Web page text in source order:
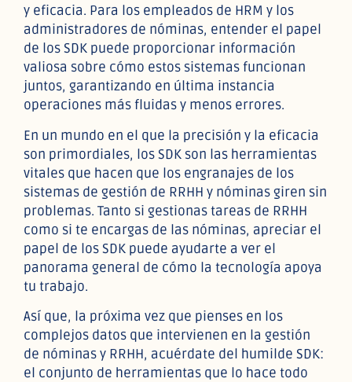
y eficacia. Para los empleados de HRM y los
administradores de nóminas, entender el papel
de los SDK puede proporcionar información
valiosa sobre cómo estos sistemas funcionan
juntos, garantizando en última instancia
operaciones más fluidas y menos errores.
En un mundo en el que la precisión y la eficacia
son primordiales, los SDK son las herramientas
vitales que hacen que los engranajes de los
sistemas de gestión de RRHH y nóminas giren sin
problemas. Tanto si gestionas tareas de RRHH
como si te encargas de las nóminas, apreciar el
papel de los SDK puede ayudarte a ver el
panorama general de cómo la tecnología apoya
tu trabajo.
Así que, la próxima vez que pienses en los
complejos datos que intervienen en la gestión
de nóminas y RRHH, acuérdate del humilde SDK:
el conjunto de herramientas que lo hace todo